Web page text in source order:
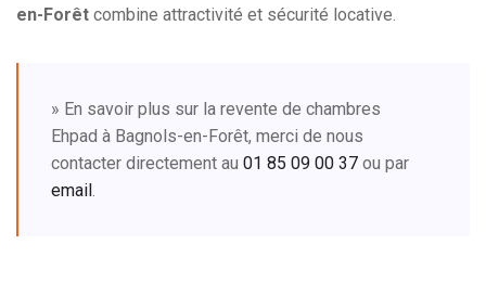
en-Forêt combine attractivité et sécurité locative.
» En savoir plus sur la revente de chambres
Ehpad à Bagnols-en-Forêt, merci de nous
contacter directement au 01 85 09 00 37 ou par
email